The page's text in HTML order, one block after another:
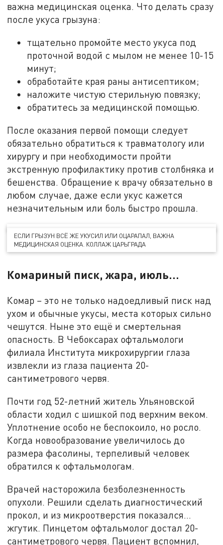
важна медицинская оценка. Что делать сразу
после укуса грызуна:
тщательно промойте место укуса под
проточной водой с мылом не менее 10-15
минут;
обработайте края раны антисептиком;
наложите чистую стерильную повязку;
обратитесь за медицинской помощью.
После оказания первой помощи следует
обязательно обратиться к травматологу или
хирургу и при необходимости пройти
экстренную профилактику против столбняка и
бешенства. Обращение к врачу обязательно в
любом случае, даже если укус кажется
незначительным или боль быстро прошла.
ЕСЛИ ГРЫЗУН ВСЁ ЖЕ УКУСИЛ ИЛИ ОЦАРАПАЛ, ВАЖНА
МЕДИЦИНСКАЯ ОЦЕНКА. КОЛЛАЖ ЦАРЬГРАДА
Комариный писк, жара, июль...
Комар – это не только надоедливый писк над
ухом и обычные укусы, места которых сильно
чешутся. Ныне это ещё и смертельная
опасность. В Чебоксарах офтальмологи
филиала Института микрохирургии глаза
извлекли из глаза пациента 20-
сантиметрового червя.
Почти год 52-летний житель Ульяновской
области ходил с шишкой под верхним веком.
Уплотнение особо не беспокоило, но росло.
Когда новообразование увеличилось до
размера фасолины, терпеливый человек
обратился к офтальмологам.
Врачей насторожила безболезненность
опухоли. Решили сделать диагностический
прокол, и из микроотверстия показался…
жгутик. Пинцетом офтальмолог достал 20-
сантиметрового червя. Пациент вспомнил,